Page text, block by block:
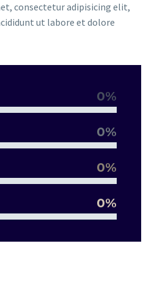
consectetur adipisicing elit,
ut labore et dolore
0%
0%
0%
0%